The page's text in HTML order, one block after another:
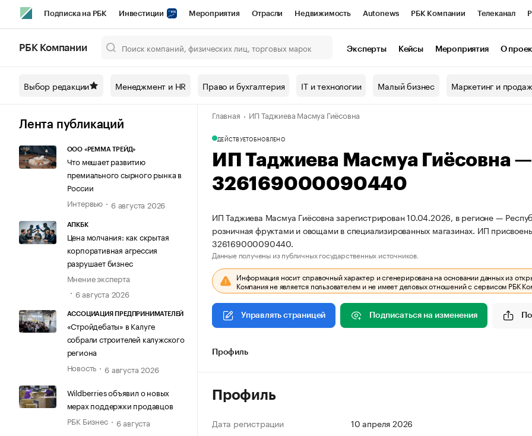
Подписка на РБК Инвестиции Мероприятия Отрасли Недвижимость Autonews РБК Компании Телеканал
Спецпроекты СПб Конференции СПб Спецпроекты Проверка контрагентов
Технологии и медиа Рынок наличной валюты
РБК Компании Эксперты Кейсы Мероприятия О
Выбор редакции Менеджмент и HR Право и бухгалтерия IT и технологии Малый бизнес Маркетинг и
Лента публикаций
ООО «РЕММА ТРЕЙД»
Что мешает развитию
премиального сырного рынка в
России
Интервью
6 августа 2026
АПКБК
Цена молчания: как скрытая
корпоративная агрессия
разрушает бизнес
Мнение эксперта
6 августа 2026
АССОЦИАЦИЯ ПРЕДПРИНИМАТЕЛЕЙ
«Стройдебаты» в Калуге
собрали строителей калужского
региона
Новость
6 августа 2026
Wildberries объявил о новых
мерах поддержки продавцов
РБК Бизнес
6 августа
Главная ИП Таджиева Масмуа Гиёсовна
ДЕЙСТВУЕТОБНОВЛЕНО
ИП Таджиева Масмуа Гиёсовна
326169000090440
ИП Таджиева Масмуа Гиёсовна зарегистрирован 10.04.2026, в регионе —
розничная фруктами и овощами в специализированных магазинах. ИП
326169000090440.
Данные получены из публичных государственных источников.
Информация носит справочный характер и сгенерирована на основании данных из
Компания не является пользователем и не имеет деловых отношений с сервисом РБК
Управлять страницей Подписаться на изменения
Профиль
Профиль
Дата регистрации
10 апреля 2026